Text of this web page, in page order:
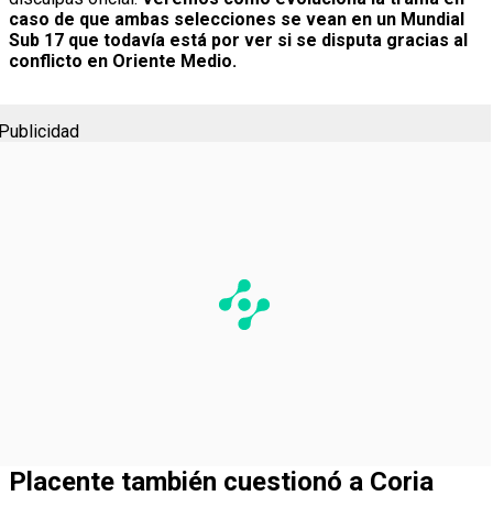
caso de que ambas selecciones se vean en un Mundial
Sub 17 que todavía está por ver si se disputa gracias al
conflicto en Oriente Medio.
Placente también cuestionó a Coria